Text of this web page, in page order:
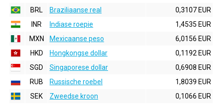
BRL
Braziliaanse real
0,3107 EUR
INR
Indiase roepie
1,4535 EUR
MXN
Mexicaanse peso
6,0156 EUR
HKD
Hongkongse dollar
0,1192 EUR
SGD
Singaporese dollar
0,6908 EUR
RUB
Russische roebel
1,8039 EUR
SEK
Zweedse kroon
0,1066 EUR